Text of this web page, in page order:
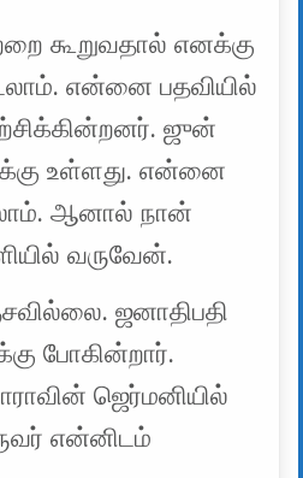
கூறுவதால் எனக்கு
என்னை பதவியில்
ஜுன்
உள்ளது. என்னை
ஆனால் நான்
வருவேன்.
ஜனாதிபதி
போகின்றார்.
ஜெர்மனியில்
என்னிடம்